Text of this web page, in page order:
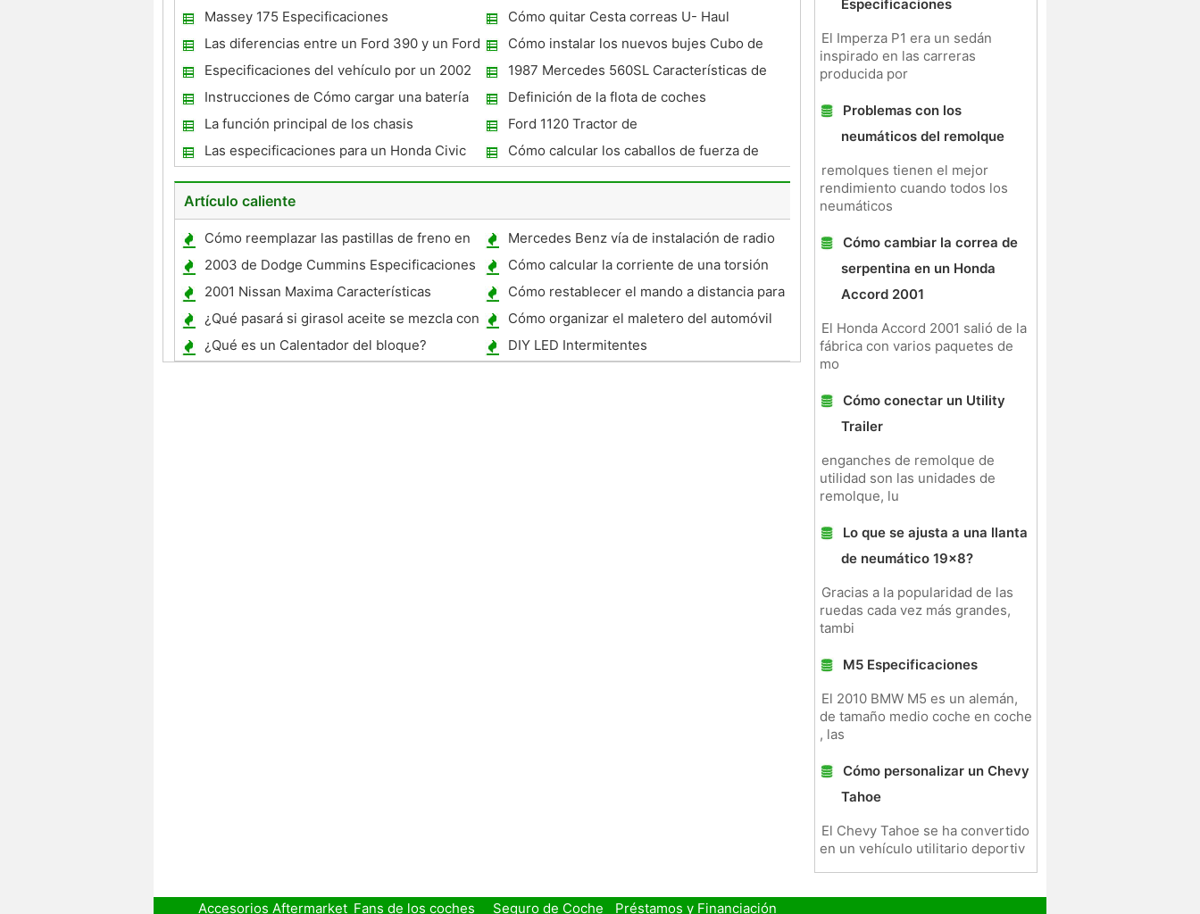
Massey 175 Especificaciones
Cómo quitar Cesta correas U- Haul
Las diferencias entre un Ford 390 y un Ford
302
Cómo instalar los nuevos bujes Cubo de
Bobcat Skidsteers
Especificaciones del vehículo por un 2002
Chevrolet Silverado modelo 3500
1987 Mercedes 560SL Características de
seguridad
Instrucciones de Cómo cargar una batería
elevadora
Definición de la flota de coches
La función principal de los chasis
Ford 1120 Tractor de
Las especificaciones para un Honda Civic
Hatchback CX 2000
Cómo calcular los caballos de fuerza de
rueda a una tracción total Crank
Artículo caliente
Cómo reemplazar las pastillas de freno en
un Ford Explorer 1991
Mercedes Benz vía de instalación de radio
2003 de Dodge Cummins Especificaciones
Cómo calcular la corriente de una torsión
2001 Nissan Maxima Características
Cómo restablecer el mando a distancia para
un piloto de Honda
¿Qué pasará si girasol aceite se mezcla con
la gasolina?
Cómo organizar el maletero del automóvil
¿Qué es un Calentador del bloque?
DIY LED Intermitentes
Especificaciones
El Imperza P1 era un sedán
inspirado en las carreras
producida por
Problemas con los
neumáticos del remolque
remolques tienen el mejor
rendimiento cuando todos los
neumáticos
Cómo cambiar la correa de
serpentina en un Honda
Accord 2001
El Honda Accord 2001 salió de la
fábrica con varios paquetes de
mo
Cómo conectar un Utility
Trailer
enganches de remolque de
utilidad son las unidades de
remolque, lu
Lo que se ajusta a una llanta
de neumático 19x8?
Gracias a la popularidad de las
ruedas cada vez más grandes,
tambi
M5 Especificaciones
El 2010 BMW M5 es un alemán,
de tamaño medio coche en coche
, las
Cómo personalizar un Chevy
Tahoe
El Chevy Tahoe se ha convertido
en un vehículo utilitario deportiv
Accesorios Aftermarket Fans de los coches Seguro de Coche Préstamos y Financiación